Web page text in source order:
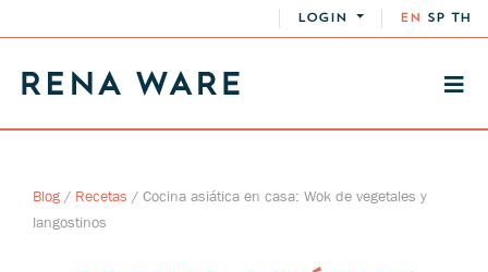
LOGIN EN SP TH
Blog / Recetas / Cocina asiática en casa: Wok de vegetales y
langostinos